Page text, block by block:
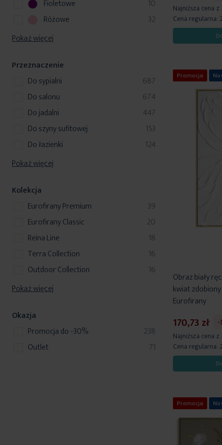
Najniższa cena
Cena regularna:
Promocja
Obraz biały
kwiat
Eurofirany
170,73 zł
Najniższa cena
Cena regularna:
Promocja
y
y
u
k
y
d
u
t
d
u
y
Fioletowe 10
p
r
d
k
y
Różowe 32
p
o
u
k
y
Pokaż więcej
Przeznaczenie
do sypialni
687
produkty
do salonu
674
produkty
do jadalni
447
produkty
do szyny sufitowej
153
produkty
do łazienki
124
produkty
Pokaż więcej
Kolekcja
Eurofirany Premium
39
produkty
Eurofirany Classic
20
produkty
Reina Line
18
produkty
Terra Collection
16
produkty
Outdoor Collection
16
produkty
Pokaż więcej
Okazja
Promocja do -30%
238
produkty
Outlet
71
produkty